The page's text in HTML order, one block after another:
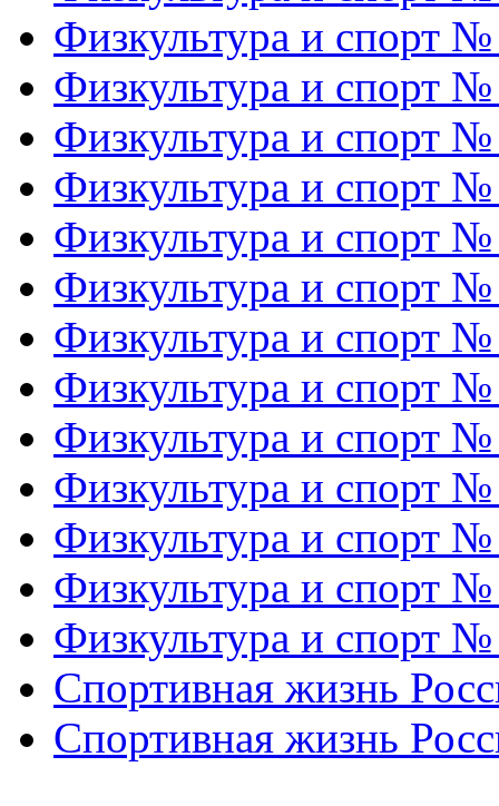
Физкультура и спорт
Физкультура и спорт
Физкультура и спорт
Физкультура и спорт
Физкультура и спорт
Физкультура и спорт
Физкультура и спорт
Физкультура и спорт
Физкультура и спорт
Физкультура и спорт
Физкультура и спорт
Физкультура и спорт
Физкультура и спорт
Спортивная жизнь
Спортивная жизнь